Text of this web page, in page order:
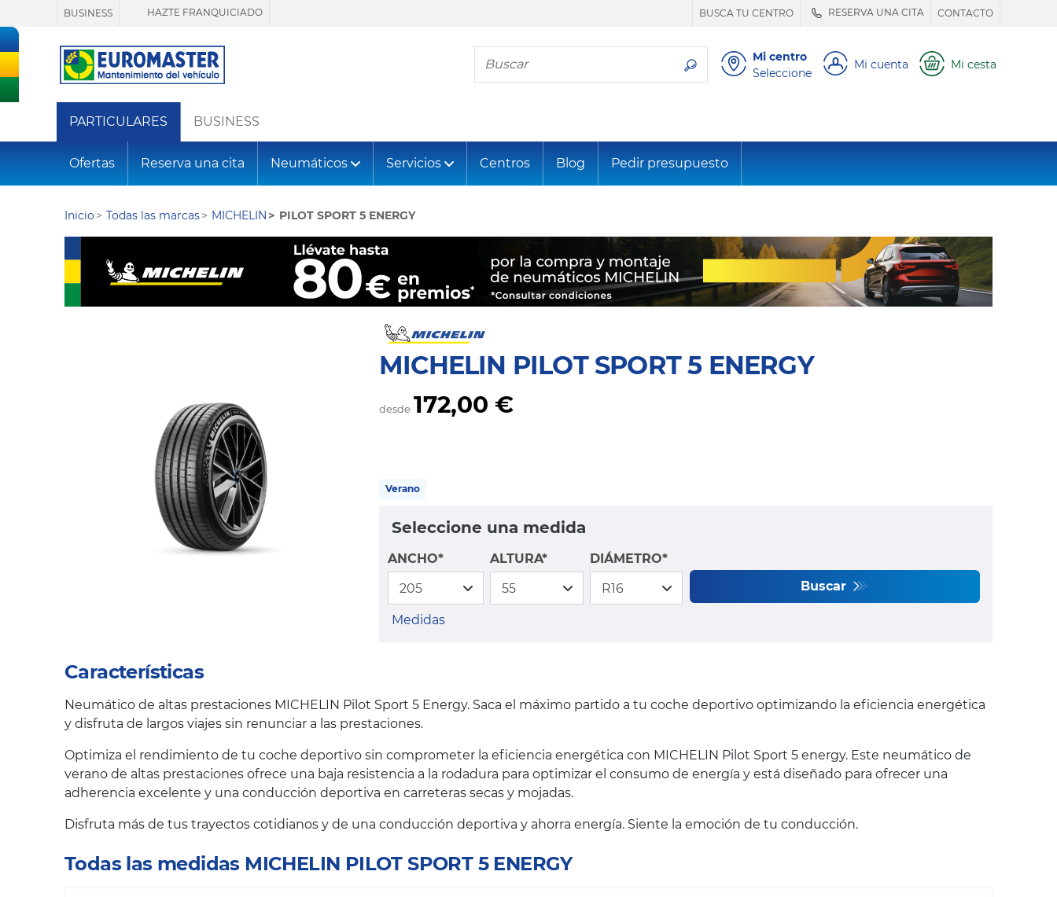
BUSINESS HAZTE FRANQUICIADO BUSCA TU CENTRO RESERVA UNA CITA CONTACTO
Busca tu neumático
Mi centro
Seleccione
Mi cuenta Mi cesta
PARTICULARES BUSINESS
Ofertas Reserva una cita Neumáticos Servicios Centros Blog Pedir presupuesto
Inicio Todas las marcas MICHELIN PILOT SPORT 5 ENERGY
MICHELIN PILOT SPORT 5 ENERGY
desde 172,00 €
Verano
Seleccione una medida
ANCHO* ALTURA*
DIÁMETRO*
Buscar
Medidas
Características
Neumático de altas prestaciones MICHELIN Pilot Sport 5 Energy. Saca el máximo partido a tu coche deportivo optimizando la eficiencia energética
y disfruta de largos viajes sin renunciar a las prestaciones.
Optimiza el rendimiento de tu coche deportivo sin comprometer la eficiencia energética con MICHELIN Pilot Sport 5 energy. Este neumático de
verano de altas prestaciones ofrece una baja resistencia a la rodadura para optimizar el consumo de energía y está diseñado para ofrecer una
adherencia excelente y una conducción deportiva en carreteras secas y mojadas.
Disfruta más de tus trayectos cotidianos y de una conducción deportiva y ahorra energía. Siente la emoción de tu conducción.
Todas las medidas MICHELIN PILOT SPORT 5 ENERGY